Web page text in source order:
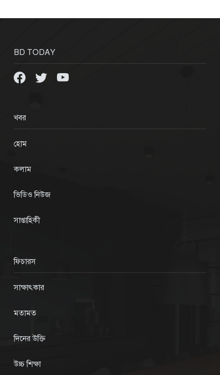
BD TODAY
খবর
হোম
কলাম
ভিডিও নিউজ
সাপ্তাহিকী
ফিচারস
সাক্ষাৎকার
মতামত
দিনের উক্তি
উচ্চ শিক্ষা